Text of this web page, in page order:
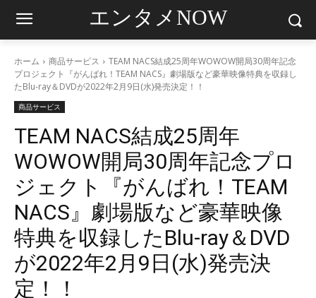
エンタメNOW
ホーム 商品サービス
TEAM NACS結成25周年WOWOW開局30周年記念
プロジェクト『がんばれ！TEAM NACS』劇場版など豪華映像特典を収録し
たBlu-ray＆DVDが2022年2月9日(水)発売決定！！
商品サービス
TEAM NACS結成25周年
WOWOW開局30周年記念プロ
ジェクト『がんばれ！TEAM
NACS』劇場版など豪華映像
特典を収録したBlu-ray＆DVD
が2022年2月9日(水)発売決
定！！